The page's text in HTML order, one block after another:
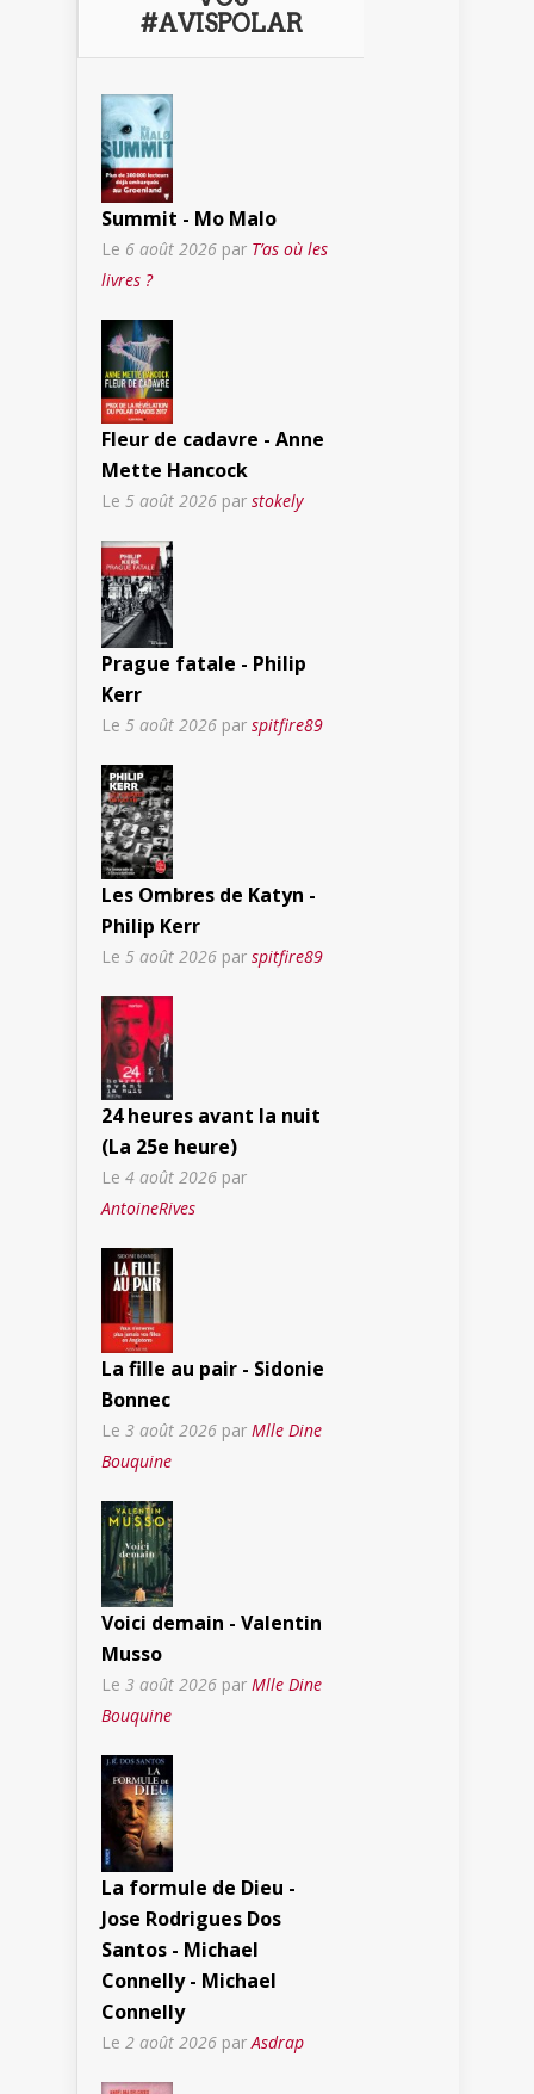
#AVISPOLAR
Summit - Mo Malo
Le 6 août 2026 par T’as où les
livres ?
Fleur de cadavre - Anne
Mette Hancock
Le 5 août 2026 par stokely
Prague fatale - Philip
Kerr
Le 5 août 2026 par spitfire89
Les Ombres de Katyn -
Philip Kerr
Le 5 août 2026 par spitfire89
24 heures avant la nuit
(La 25e heure)
Le 4 août 2026 par
AntoineRives
La fille au pair - Sidonie
Bonnec
Le 3 août 2026 par Mlle Dine
Bouquine
Voici demain - Valentin
Musso
Le 3 août 2026 par Mlle Dine
Bouquine
La formule de Dieu -
Jose Rodrigues Dos
Santos - Michael
Connelly - Michael
Connelly
Le 2 août 2026 parAsdrap